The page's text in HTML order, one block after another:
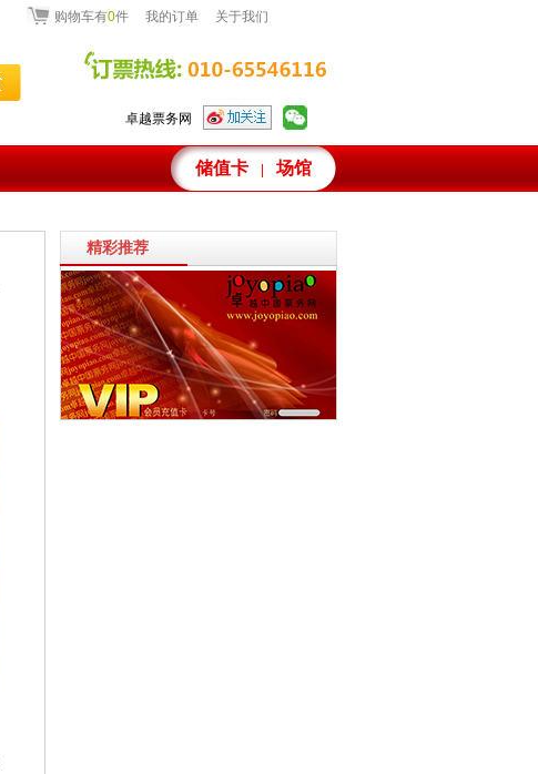
购物车有0件 我的订单 关于我们
卓越票务网
储值卡 场馆
精彩推荐